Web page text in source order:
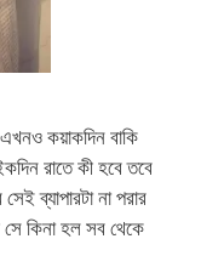
কয়াকদিন বাকি
রাতে কী হবে তবে
ব্যাপারটা না পরার
কিনা হল সব থেকে